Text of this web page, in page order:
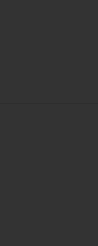
wird der Dialog